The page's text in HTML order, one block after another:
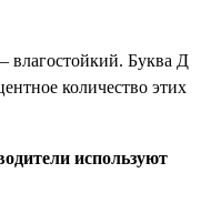
Буква Д
количество этих
используют